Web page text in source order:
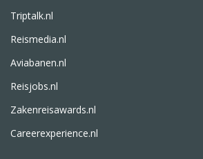
Triptalk.nl
Reismedia.nl
Aviabanen.nl
Reisjobs.nl
Zakenreisawards.nl
Careerexperience.nl